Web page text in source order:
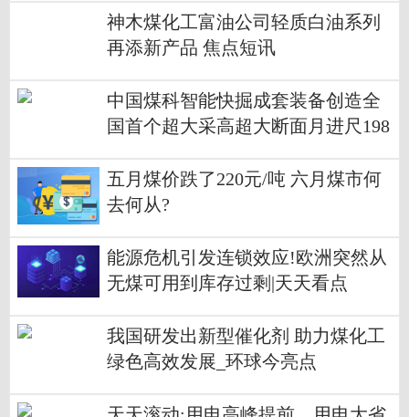
神木煤化工富油公司轻质白油系列
再添新产品 焦点短讯
中国煤科智能快掘成套装备创造全
国首个超大采高超大断面月进尺198
五月煤价跌了220元/吨 六月煤市何
去何从?
能源危机引发连锁效应!欧洲突然从
无煤可用到库存过剩|天天看点
我国研发出新型催化剂 助力煤化工
绿色高效发展_环球今亮点